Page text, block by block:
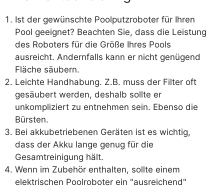
Ist der gewünschte Poolputzroboter für Ihren
Pool geeignet? Beachten Sie, dass die Leistung
des Roboters für die Größe Ihres Pools
ausreicht. Andernfalls kann er nicht genügend
Fläche säubern.
Leichte Handhabung. Z.B. muss der Filter oft
gesäubert werden, deshalb sollte er
unkompliziert zu entnehmen sein. Ebenso die
Bürsten.
Bei akkubetriebenen Geräten ist es wichtig,
dass der Akku lange genug für die
Gesamtreinigung hält.
Wenn im Zubehör enthalten, sollte einem
elektrischen Poolroboter ein "ausreichend"